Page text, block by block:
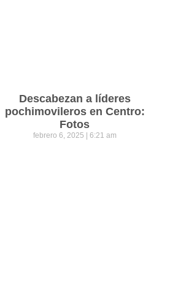
Descabezan a líderes
pochimovileros en Centro:
Fotos
febrero 6, 2025 6:21 am